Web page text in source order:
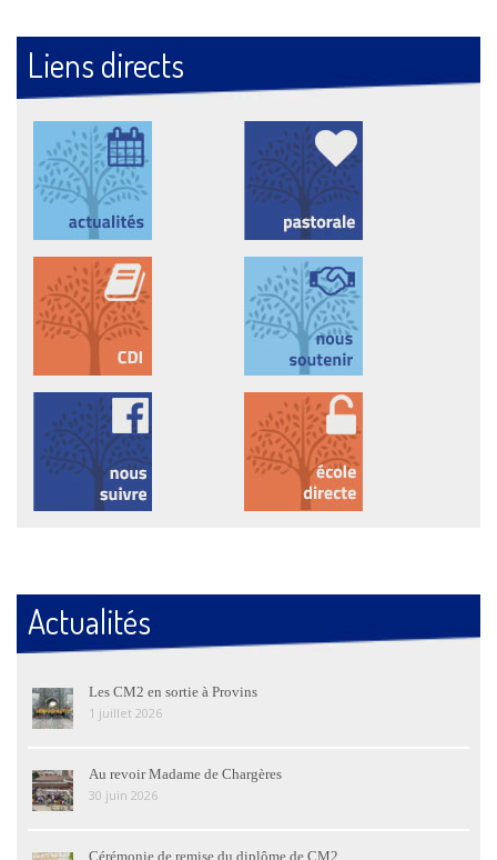
Liens directs
Actualités
Les CM2 en sortie à Provins
1 juillet 2026
Au revoir Madame de Chargères
30 juin 2026
Cérémonie de remise du diplôme de CM2